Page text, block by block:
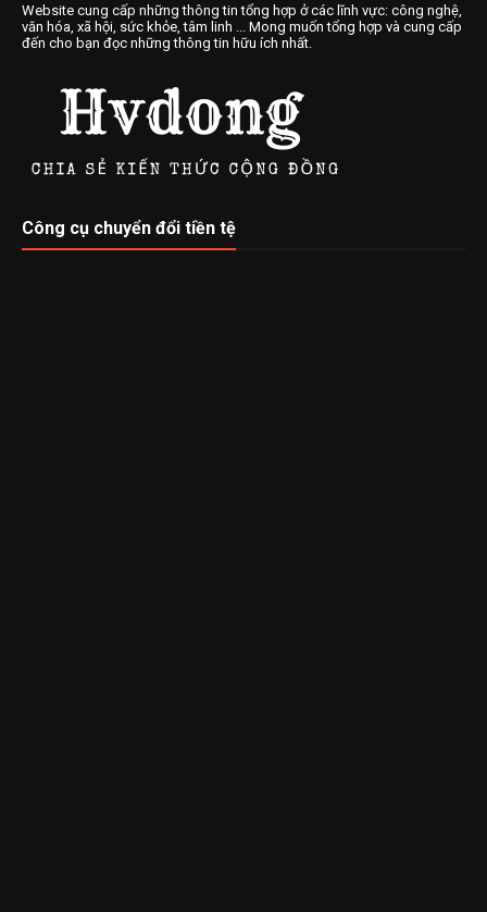
Website cung cấp những thông tin tổng hợp ở các lĩnh vực: công nghệ,
văn hóa, xã hội, sức khỏe, tâm linh ... Mong muốn tổng hợp và cung cấp
đến cho bạn đọc những thông tin hữu ích nhất.
Công cụ chuyển đổi tiền tệ